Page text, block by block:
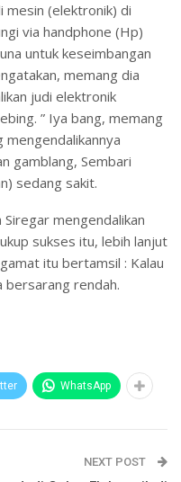
mesin (elektronik) di
via handphone (Hp)
untuk keseimbangan
memang dia
judi elektronik
” Iya bang, memang
mengendalikannya
gamblang, Sembari
sedang sakit.
mengendalikan
sukses itu, lebih lanjut
itu bertamsil : Kalau
bersarang rendah.
WhatsApp
NEXT POST